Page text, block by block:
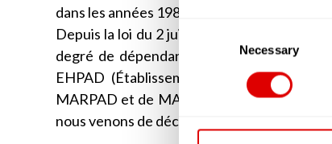
Consent
Necessary
dans les années 1980 et 1990. Ces
Depuis la loi du 2 juillet 2002, les
degré de dépendance de ses résidents
EHPAD (Établissement d’Hébergement
MARPAD et de MAPAD aujourd’hui, en
nous venons de décrire.